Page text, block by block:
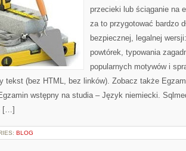
przecieki lub ściąganie na
za to przygotować bardzo
bezpiecznej, legalnej
powtórek, typowania
popularnych motywów i
tekst (bez HTML, bez linków). Zobacz także
wstępny na studia – Język niemiecki.
[…]
BLOG